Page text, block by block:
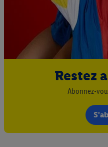
Restez
Abonnez-